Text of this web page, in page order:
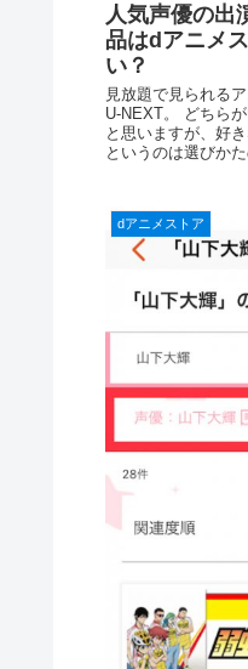
人気声優の出
品はdアニメ
い？
見放題で見られる
U-NEXT。 どちら
と思いますが、好
というのは選びか
dアニメストア